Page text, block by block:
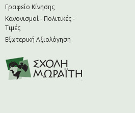
Γραφείο Κίνησης
Κανονισμοί - Πολιτικές -
Τιμές
Εξωτερική Αξιολόγηση